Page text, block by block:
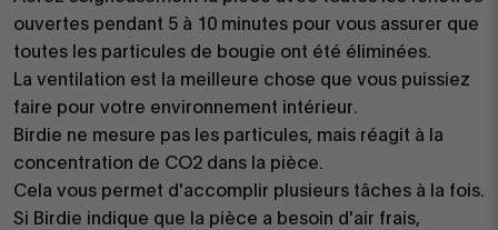
ouvertes pendant 5 à 10 minutes pour vous assurer que
toutes les particules de bougie ont été éliminées.
La ventilation est la meilleure chose que vous puissiez
faire pour votre environnement intérieur.
Birdie ne mesure pas les particules, mais réagit à la
concentration de CO2 dans la pièce.
Cela vous permet d'accomplir plusieurs tâches à la fois.
Si Birdie indique que la pièce a besoin d'air frais,